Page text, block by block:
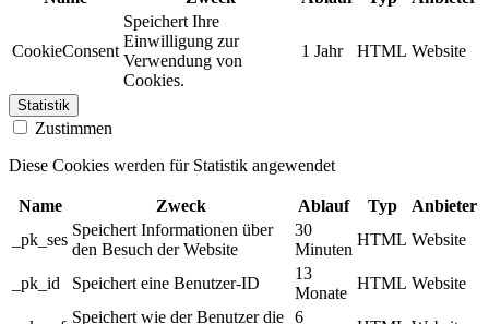
CookieConsent
Speichert Ihre
Einwilligung zur
Verwendung von
Cookies.
1 Jahr HTML Website
Statistik
Zustimmen
Diese Cookies werden für Statistik angewendet
Name Zweck Ablauf Typ
Anbieter
_pk_ses
Speichert Informationen über
den Besuch der Website
30
Minuten
HTML Website
_pk_id Speichert eine Benutzer-ID
13
Monate
HTML Website
Speichert wie der Benutzer die 6